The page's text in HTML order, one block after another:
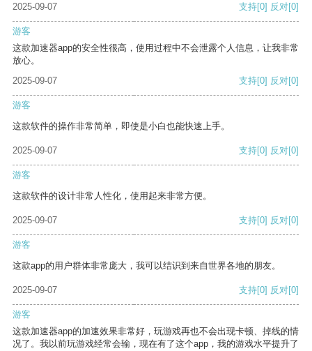
2025-09-07
支持[0] 反对[0]
游客
这款加速器app的安全性很高，使用过程中不会泄露个人信息，让我非常
放心。
2025-09-07
支持[0] 反对[0]
游客
这款软件的操作非常简单，即使是小白也能快速上手。
2025-09-07 支持[0] 反对[0]
游客
这款软件的设计非常人性化，使用起来非常方便。
2025-09-07 支持[0] 反对[0]
游客
这款app的用户群体非常庞大，我可以结识到来自世界各地的朋友。
2025-09-07 支持[0] 反对[0]
游客
这款加速器app的加速效果非常好，玩游戏再也不会出现卡顿、掉线的情
况了。我以前玩游戏经常会输，现在有了这个app，我的游戏水平提升了